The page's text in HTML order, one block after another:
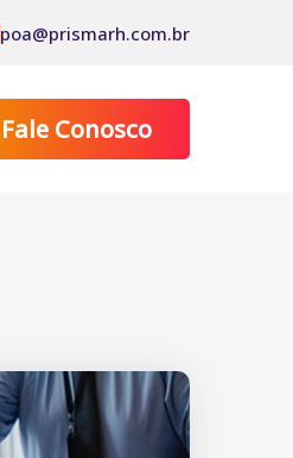
poa@prismarh.com.br
Fale Conosco